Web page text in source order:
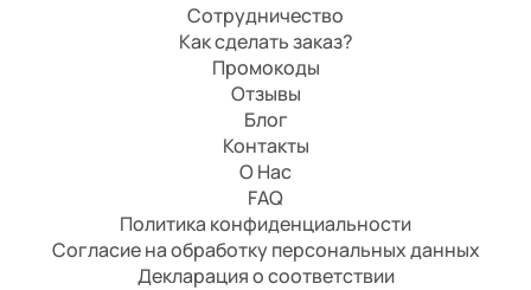
Сотрудничество
Как сделать заказ?
Промокоды
Отзывы
Блог
Контакты
О Нас
FAQ
Политика конфиденциальности
Согласие на обработку персональных данных
Декларация о соответствии